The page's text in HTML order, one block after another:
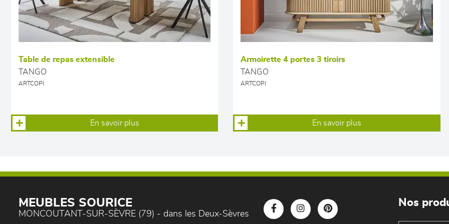
Table de repas extensible
TANGO
ARTCOPI
En savoir plus
Armoirette 4 portes 3 tiroirs
TANGO
ARTCOPI
En savoir plus
MEUBLES SOURICE
MONCOUTANT-SUR-SÈVRE (79) - dans les Deux-Sèvres
Nos